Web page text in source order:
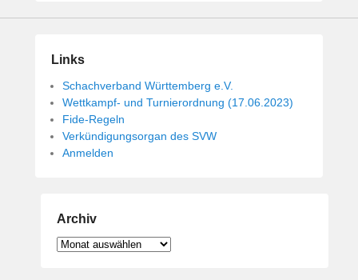
a
4
.
M
0
1
Links
Schachverband Württemberg e.V.
Wettkampf- und Turnierordnung (17.06.2023)
Fide-Regeln
Verkündigungsorgan des SVW
Anmelden
Archiv
Archiv